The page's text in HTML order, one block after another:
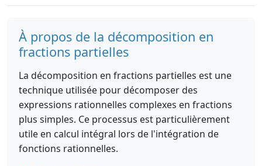
À propos de la décomposition en
fractions partielles
La décomposition en fractions partielles est une
technique utilisée pour décomposer des
expressions rationnelles complexes en fractions
plus simples. Ce processus est particulièrement
utile en calcul intégral lors de l'intégration de
fonctions rationnelles.